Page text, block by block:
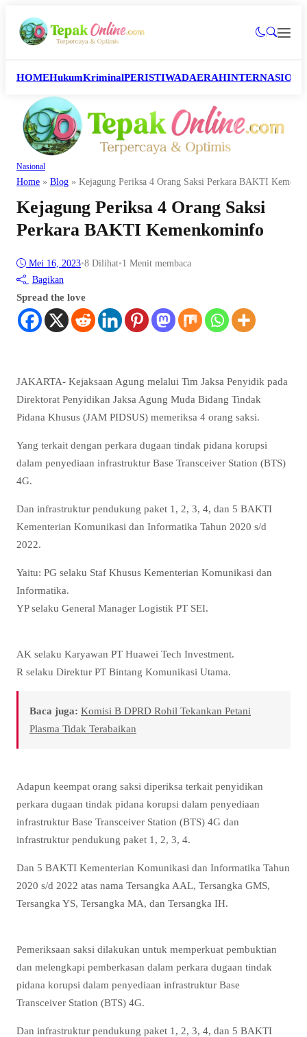
HOMEHukumKriminalPERISTIWADAERAH
Nasional
Home » Blog » Kejagung Periksa 4 Orang Saksi Perkara BAKTI
Kejagung Periksa 4 Orang Saksi
Perkara BAKTI Kemenkominfo
Mei 16, 2023•8 Dilihat•1 Menit membaca
Bagikan
Spread the love
JAKARTA- Kejaksaan Agung melalui Tim Jaksa Penyidik pada
Direktorat Penyidikan Jaksa Agung Muda Bidang Tindak
Pidana Khusus (JAM PIDSUS) memeriksa 4 orang saksi.
Yang terkait dengan perkara dugaan tindak pidana korupsi
dalam penyediaan infrastruktur Base Transceiver Station (BTS)
4G.
Dan infrastruktur pendukung paket 1, 2, 3, 4, dan 5 BAKTI
Kementerian Komunikasi dan Informatika Tahun 2020 s/d
2022.
Yaitu: PG selaku Staf Khusus Kementerian Komunikasi dan
Informatika.
YP selaku General Manager Logistik PT SEI.
AK selaku Karyawan PT Huawei Tech Investment.
R selaku Direktur PT Bintang Komunikasi Utama.
Baca juga: Komisi B DPRD Rohil Tekankan Petani
Plasma Tidak Terabaikan
Adapun keempat orang saksi diperiksa terkait penyidikan
perkara dugaan tindak pidana korupsi dalam penyediaan
infrastruktur Base Transceiver Station (BTS) 4G dan
infrastruktur pendukung paket 1, 2, 3, 4.
Dan 5 BAKTI Kementerian Komunikasi dan Informatika Tahun
2020 s/d 2022 atas nama Tersangka AAL, Tersangka GMS,
Tersangka YS, Tersangka MA, dan Tersangka IH.
Pemeriksaan saksi dilakukan untuk memperkuat pembuktian
dan melengkapi pemberkasan dalam perkara dugaan tindak
pidana korupsi dalam penyediaan infrastruktur Base
Transceiver Station (BTS) 4G.
Dan infrastruktur pendukung paket 1, 2, 3, 4, dan 5 BAKTI